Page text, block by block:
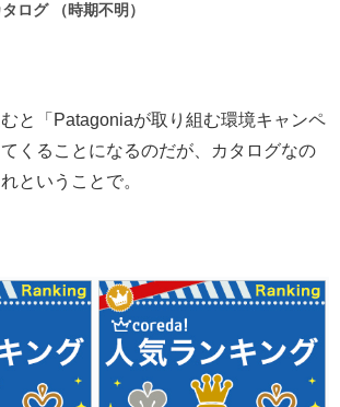
ログ （時期不明）
と「Patagoniaが取り組む環境キャンペ
くることになるのだが、カタログなの
ということで。